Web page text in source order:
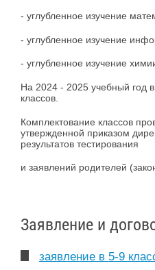
- углубленное изучение
- углубленное изучение
- углубленное изучение
На 2024 - 2025 учебный год
классов.
Комплектование классов
утвержденной приказом
результатов тестирования
и заявлений родителей
Заявление и
заявление в 5-9